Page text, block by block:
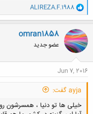
و
ا
ک
ن
ش
ه
ا
ALIREZA.F.1988
omran1858
عضو جدید
Jun 7, 2016
ayja گفت:
خیلی ها تو دنیا ، همسرشون